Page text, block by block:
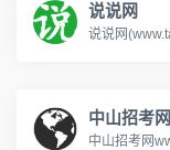
说说网
中山招考网